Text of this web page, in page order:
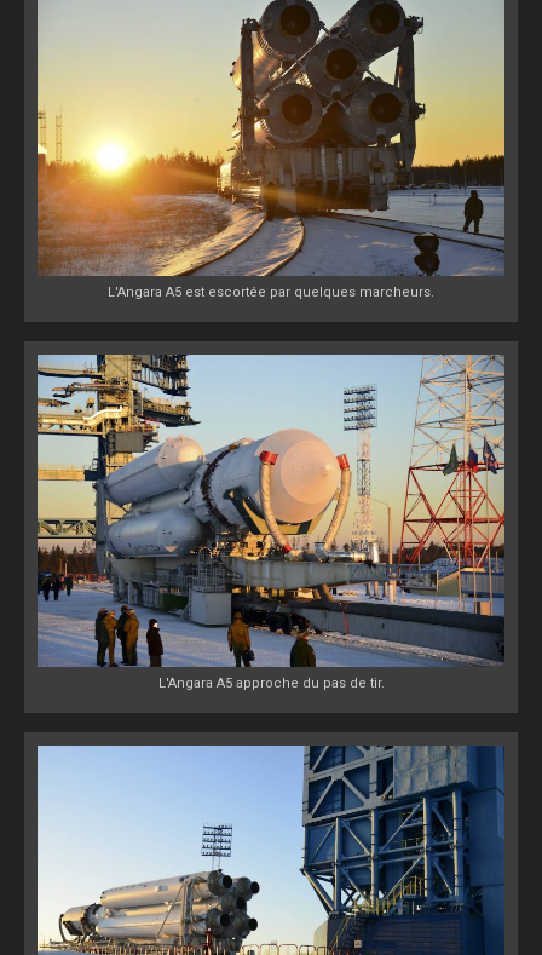
L'Angara A5 est escortée par quelques marcheurs.
L'Angara A5 approche du pas de tir.